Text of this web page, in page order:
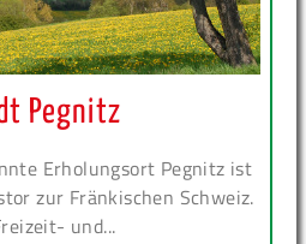
Pegnitz
Erholungsort Pegnitz ist
zur Fränkischen Schweiz.
und...